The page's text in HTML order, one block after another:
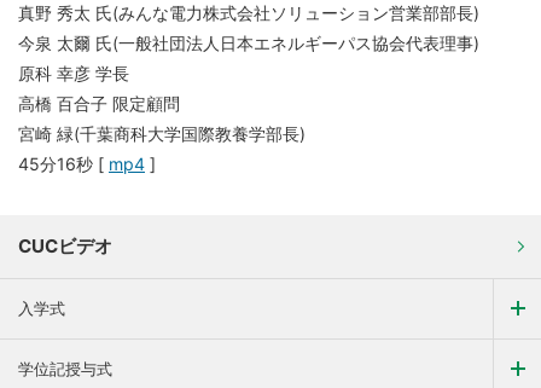
真野 秀太 氏(みんな電⼒株式会社ソリューション営業部部⻑)
今泉 太爾 氏(一般社団法人日本エネルギーパス協会代表理事)
原科 幸彦 学長
高橋 百合子 限定顧問
宮崎 緑(千葉商科大学国際教養学部長)
45分16秒 [ mp4 ]
CUCビデオ
入学式
学位記授与式